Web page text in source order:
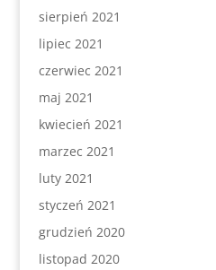
sierpień 2021
lipiec 2021
czerwiec 2021
maj 2021
kwiecień 2021
marzec 2021
luty 2021
styczeń 2021
grudzień 2020
listopad 2020